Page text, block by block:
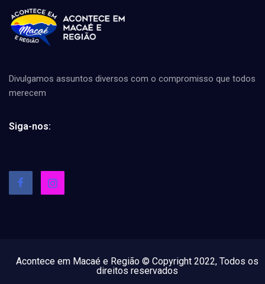
Divulgamos assuntos diversos com o compromisso que todos
merecem
Siga-nos:
Acontece em Macaé e Região © Copyright 2022, Todos os
direitos reservados